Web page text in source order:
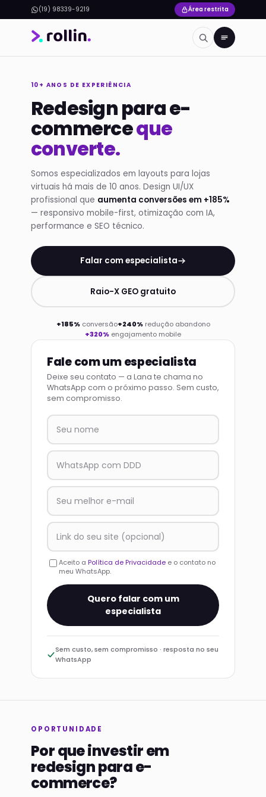
(19) 98339-9219 Área restrita
10+ ANOS DE EXPERIÊNCIA
Redesign para e-
commerceque
converte.
Somos especializados em layouts para lojas
virtuais há mais de 10 anos. Design UI/UX
profissional que aumenta conversões em +185%
— responsivo mobile-first, otimização com IA,
performance e SEO técnico.
Falar com especialista
Raio-X GEO gratuito
+185%conversão+240%redução abandono
+320% engajamento mobile
Fale com um especialista
Deixe seu contato — a Lana te chama no
WhatsApp com o próximo passo. Sem custo,
sem compromisso.
Aceito a Política de Privacidade e o contato no
meu WhatsApp.
Quero falar com um
especialista
Sem custo, sem compromisso · resposta no seu
WhatsApp
OPORTUNIDADE
Por que investir em
redesign para e-
commerce?